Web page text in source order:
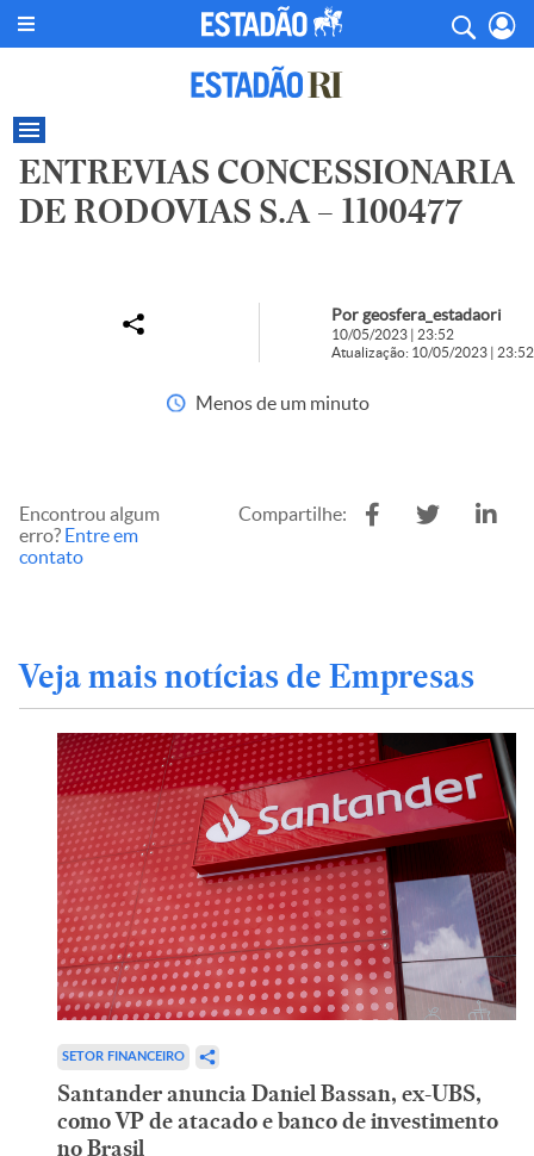
ENTREVIAS CONCESSIONARIA
DE RODOVIAS S.A – 1100477
Por geosfera_estadaori
10/05/2023 | 23:52
Atualização: 10/05/2023 | 23:52
Menos de um minuto
Encontrou algum
erro? Entre em
contato
Compartilhe:
Veja mais notícias de Empresas
SETOR FINANCEIRO
Santander anuncia Daniel Bassan, ex-UBS,
como VP de atacado e banco de investimento
no Brasil